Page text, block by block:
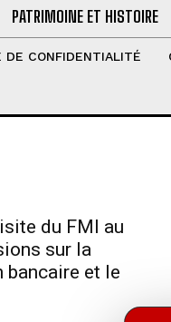
PATRIMOINE ET HISTOIRE
DE CONFIDENTIALITÉ
du FMI au
sur la
bancaire et le